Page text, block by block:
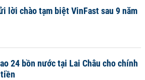
lời chào tạm biệt VinFast sau 9 năm
24 bồn nước tại Lai Châu cho chính